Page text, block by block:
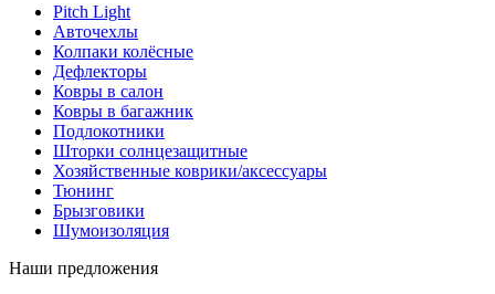
Pitch Light
Авточехлы
Колпаки колёсные
Дефлекторы
Ковры в салон
Ковры в багажник
Подлокотники
Шторки солнцезащитные
Хозяйственные коврики/аксессуары
Тюнинг
Брызговики
Шумоизоляция
Наши предложения